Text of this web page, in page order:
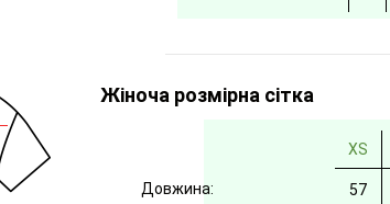
Жіноча розмірна сітка
XS
Довжина: 57